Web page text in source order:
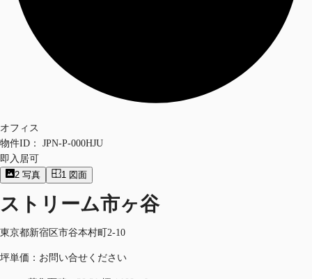
オフィス
物件ID：
JPN-P-000HJU
即入居可
2 写真 1 図面
ストリーム市ヶ谷
東京都新宿区市谷本村町2-10
坪単価：お問い合せください